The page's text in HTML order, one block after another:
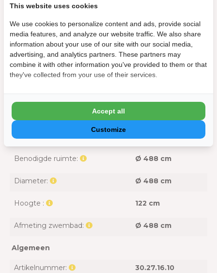
Inclusief filtermateriaal:
Inclusief grondzeil: Nee
Inclusief overkapping:
Inclusief pomp: Ja
Inclusief trap: Ja
Afmeting
Benodigde ruimte: Ø 488 cm
Diameter: Ø 488 cm
Hoogte : 122 cm
Afmeting zwembad: Ø 488 cm
Algemeen
Artikelnummer: 30.27.16.10
This website uses cookies
We use cookies to personalize content and ads, provide social
media features, and analyze our website traffic. We also share
information about your use of our site with our social media,
advertising, and analytics partners. These partners may
combine it with other information you've provided to them or that
they've collected from your use of their services.
Customize
Accept all